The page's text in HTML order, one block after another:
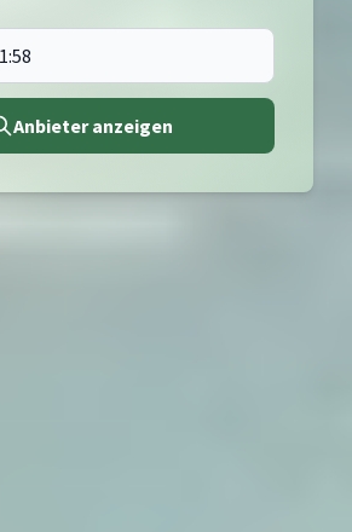
Anbieter anzeigen